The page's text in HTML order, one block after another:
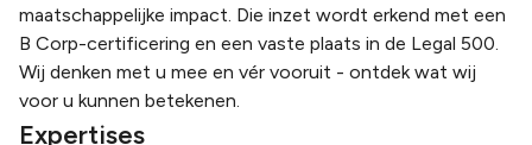
maatschappelijke impact. Die inzet wordt erkend met een
B Corp-certificering en een vaste plaats in de Legal 500.
Wij denken met u mee en vér vooruit - ontdek wat wij
voor u kunnen betekenen.
Expertises